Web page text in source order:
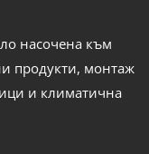
насочена към
продукти, монтаж
и климатична